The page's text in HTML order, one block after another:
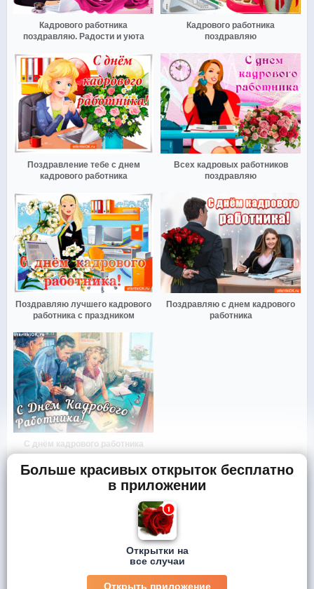
Кадрового работника
поздравляю. Радости и уюта
Кадрового работника
поздравляю
Поздравление тебе с днем
кадрового работника
Всех кадровых работников
поздравляю
Поздравляю лучшего кадрового
работника с праздником
Поздравляю с днем кадрового
работника
С днём кадрового работника
Больше красивых открыток бесплатно
в приложении
Открытки на
все случаи
Открыть приложение